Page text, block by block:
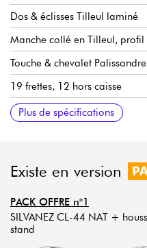
Dos & éclisses Tilleul laminé
Manche collé en Tilleul, profil
Touche & chevalet Palissandre
19 frettes, 12 hors caisse
Diapason 650mm (25.6")
Largeur manche 1e frette
Radius plat
Coloris Natural
Finition brillant
Plus de spécifications
Existe en version
PACK OFFRE n°1
SILVANEZ CL-44 NAT +
stand